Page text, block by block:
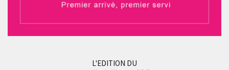
L'EDITION DU